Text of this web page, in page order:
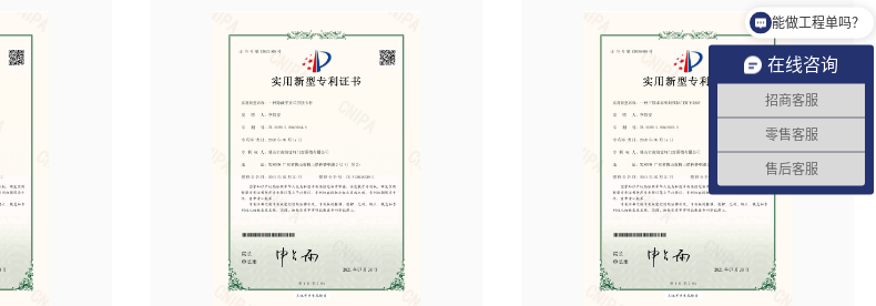
在线咨询
招商客服
零售客服
售后客服
​能做工程单吗？